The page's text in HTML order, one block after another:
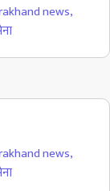
news,
news,